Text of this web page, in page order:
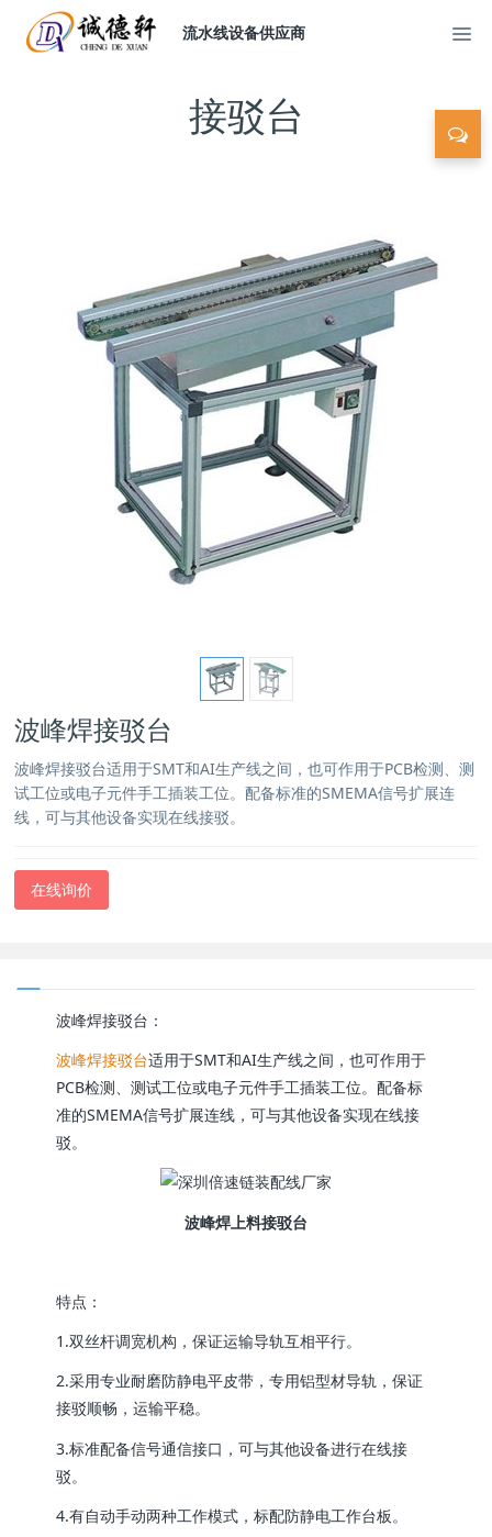
流水线设备供应商
接驳台
波峰焊接驳台
波峰焊接驳台适用于SMT和AI生产线之间，也可作用于PCB检测、测
试工位或电子元件手工插装工位。配备标准的SMEMA信号扩展连
线，可与其他设备实现在线接驳。
在线询价
波峰焊接驳台：
波峰焊接驳台适用于SMT和AI生产线之间，也可作用于
PCB检测、测试工位或电子元件手工插装工位。配备标
准的SMEMA信号扩展连线，可与其他设备实现在线接
驳。
波峰焊上料接驳台
特点：
1.双丝杆调宽机构，保证运输导轨互相平行。
2.采用专业耐磨防静电平皮带，专用铝型材导轨，保证
接驳顺畅，运输平稳。
3.标准配备信号通信接口，可与其他设备进行在线接
驳。
4.有自动手动两种工作模式，标配防静电工作台板。